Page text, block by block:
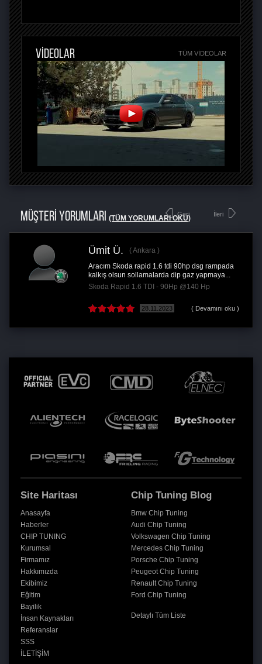
VİDEOLAR TÜM VIDEOLAR
MÜŞTERİ YORUMLARI (TÜM YORUMLARI OKU)
Geri
Ümit Ü.
Ankara
Aracım Skoda rapid 1.6 tdi 90hp dsg rampada
kalkış olsun sollamalarda dip gaz yapmaya...
Skoda Rapid 1.6 TDI - 90Hp @140 Hp
28.11.2023 ( Devamını oku )
İleri
Site Haritası
Anasayfa
Haberler
CHIP TUNING
Kurumsal
Firmamız
Hakkımızda
Ekibimiz
Eğitim
Bayilik
İnsan Kaynakları
Referanslar
SSS
İLETİŞİM
Chip Tuning Blog
Bmw Chip Tuning
Audi Chip Tuning
Volkswagen Chip Tuning
Mercedes Chip Tuning
Porsche Chip Tuning
Peugeot Chip Tuning
Renault Chip Tuning
Ford Chip Tuning
Detaylı Tüm Liste